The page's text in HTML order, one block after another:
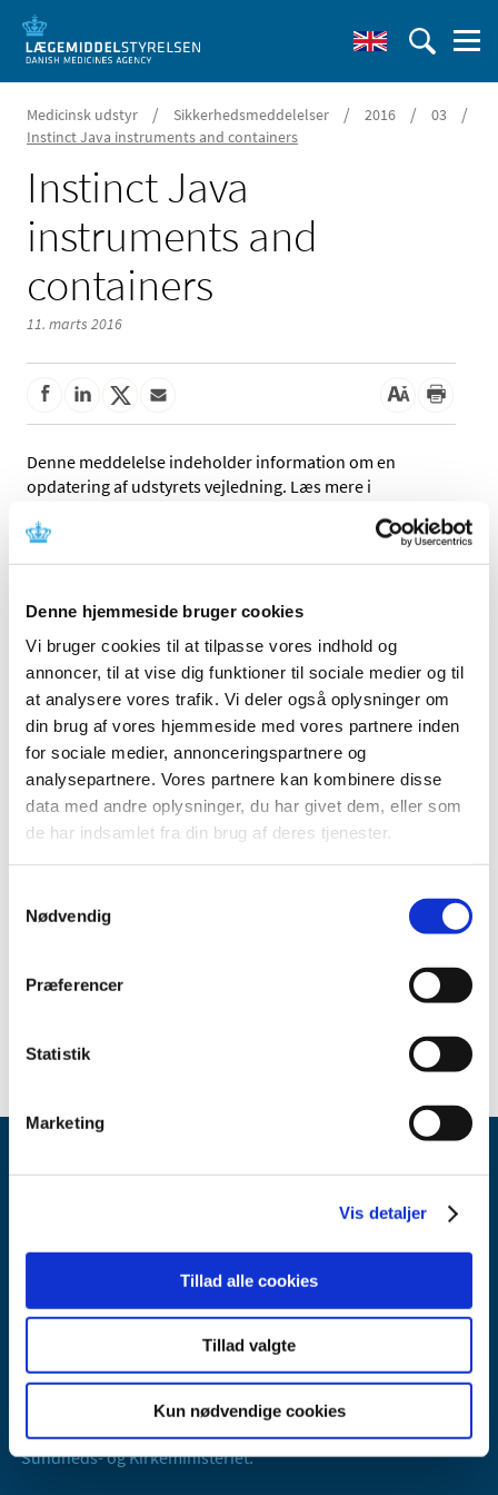
Denne hjemmeside bruger cookies
Vi bruger cookies til at tilpasse vores indhold og
annoncer, til at vise dig funktioner til sociale medier og til
at analysere vores trafik. Vi deler også oplysninger om
din brug af vores hjemmeside med vores partnere inden
for sociale medier, annonceringspartnere og
analysepartnere. Vores partnere kan kombinere disse
data med andre oplysninger, du har givet dem, eller som
de har indsamlet fra din brug af deres tjenester.
Nødvendig
Præferencer
Statistik
Marketing
Vis detaljer
Tillad alle cookies
Tillad valgte
Kun nødvendige cookies
Medicinsk udstyr / Sikkerhedsmeddelelser / 2016 / 03 /
Instinct Java instruments and containers
Instinct Java
instruments and
containers
11. marts 2016
Denne meddelelse indeholder information om en
opdatering af udstyrets vejledning. Læs mere i
Referencer
Produkt: Instinct Java instruments and containers
Fabrikant: Zimmer Spine SAS
Fabrikantens referencenummer: ZFA 2015-154
Lægemiddelstyrelsens sagsnummer: 2016031756
Emner
Medicinsk udstyr
Relateret indhold
Axel Heides Gade 1
Email:dkma@dkma.dk
Sundheds- og Kirkeministeriet.